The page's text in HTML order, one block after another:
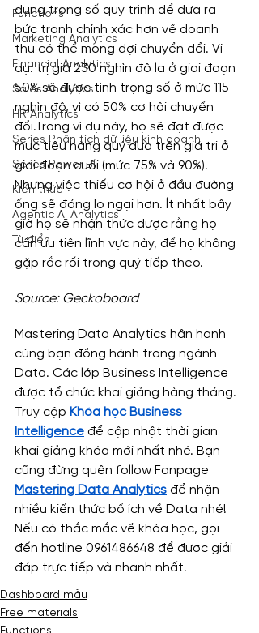
Functions
Marketing Analytics
Financial Analytics
Sales Analytics
HR Analytics
Series Phân tích dữ liệu kinh doanh
Series Power BI
Kiến thức
Agentic AI Analytics
Từ điển
dụng trọng số quy trình để đưa ra
bức tranh chính xác hơn về doanh
thu có thể mong đợi chuyển đổi. Ví
dụ: trị giá 230 nghìn đô la ở giai đoạn
50% sẽ được tính trọng số ở mức 115
nghìn đô, vì có 50% cơ hội chuyển
đổi.Trong ví dụ này, họ sẽ đạt được
mục tiêu hàng quý dựa trên giá trị ở
giai đoạn cuối (mức 75% và 90%).
Nhưng việc thiếu cơ hội ở đầu đường
ống sẽ đáng lo ngại hơn. Ít nhất bây
giờ họ sẽ nhận thức được rằng họ
cần ưu tiên lĩnh vực này, để họ không
gặp rắc rối trong quý tiếp theo.
Source: Geckoboard
Mastering Data Analytics hân hạnh
cùng bạn đồng hành trong ngành
Data. Các lớp Business Intelligence
được tổ chức khai giảng hàng tháng.
Truy cập Khóa học Business
Intelligence để cập nhật thời gian
khai giảng khóa mới nhất nhé. Bạn
cũng đừng quên follow Fanpage
Mastering Data Analytics để nhận
nhiều kiến thức bổ ích về Data nhé!
Nếu có thắc mắc về khóa học, gọi
đến hotline 0961486648 để được giải
đáp trực tiếp và nhanh nhất.
Dashboard mẫu
Free materials